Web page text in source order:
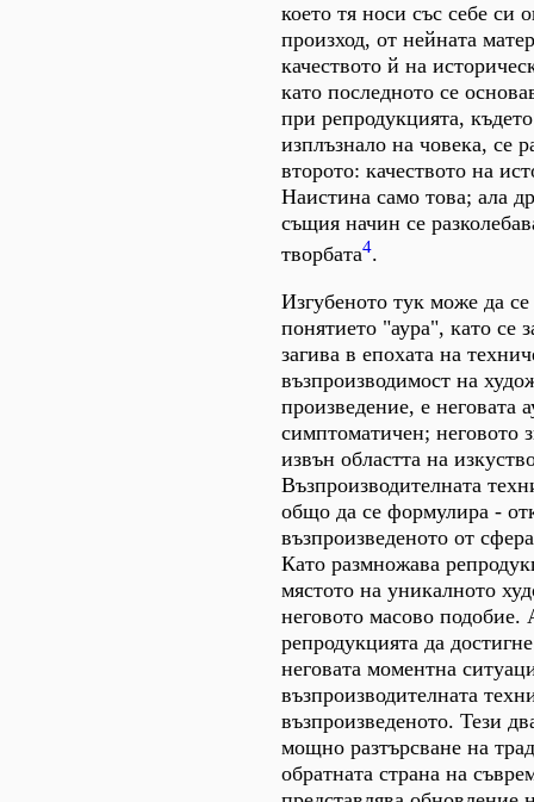
което тя носи със себе си
произход, от нейната
качеството й на
като последното се
при репродукцията,
изплъзнало на човека, се
второто: качеството на
Наистина само това; ала
същия начин се
творбата4.
Изгубеното тук може да
понятието "аура", като се
загива в епохата на
възпроизводимост на
произведение, е неговата
симптоматичен; неговото
извън областта на
Възпроизводителната
общо да се формулира -
възпроизведеното от
Като размножава
мястото на уникалното
неговото масово подобие.
репродукцията да
неговата моментна
възпроизводителната
възпроизведеното. Тези
мощно разтърсване на
обратната страна на